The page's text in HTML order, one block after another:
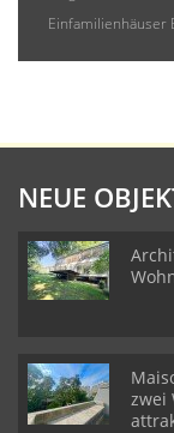
Einfamilienhäuser
NEUE
zwei